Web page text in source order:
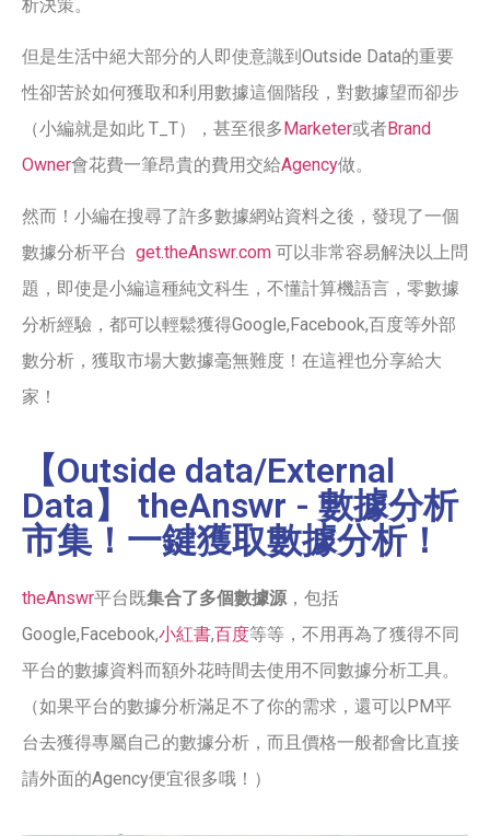
析決策。
但是生活中絕大部分的人即使意識到Outside Data的重要
性卻苦於如何獲取和利用數據這個階段，對數據望而卻步
（小編就是如此 T_T），甚至很多Marketer或者Brand
Owner會花費一筆昂貴的費用交給Agency做。
然而！小編在搜尋了許多數據網站資料之後，發現了一個
數據分析平台 get.theAnswr.com 可以非常容易解決以上問
題，即使是小編這種純文科生，不懂計算機語言，零數據
分析經驗，都可以輕鬆獲得Google,Facebook,百度等外部
數分析，獲取市場大數據毫無難度！在這裡也分享給大
家！
【Outside data/External
Data】 theAnswr - 數據分析
市集！一鍵獲取數據分析！
theAnswr平台既集合了多個數據源 ，包括
Google,Facebook,小紅書,百度等等，不用再為了獲得不同
平台的數據資料而額外花時間去使用不同數據分析工具。
（如果平台的數據分析滿足不了你的需求，還可以PM平
台去獲得專屬自己的數據分析，而且價格一般都會比直接
請外面的Agency便宜很多哦！）